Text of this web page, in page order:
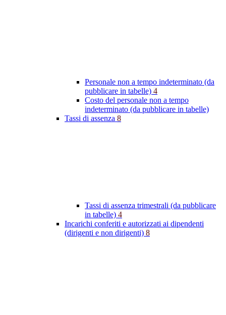
Personale non a tempo indeterminato (da
pubblicare in tabelle) 4
Costo del personale non a tempo
indeterminato (da pubblicare in tabelle)
Tassi di assenza 8
Tassi di assenza trimestrali (da pubblicare
in tabelle) 4
Incarichi conferiti e autorizzati ai dipendenti
(dirigenti e non dirigenti) 8